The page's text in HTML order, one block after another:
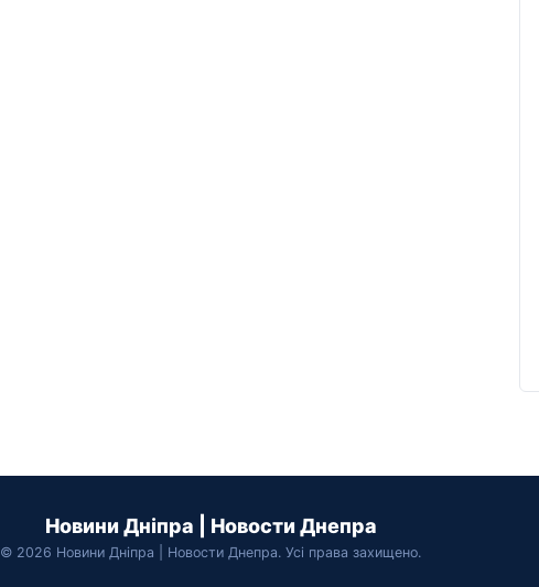
Новини Дніпра | Новости Днепра
© 2026 Новини Дніпра | Новости Днепра. Усі права захищено.